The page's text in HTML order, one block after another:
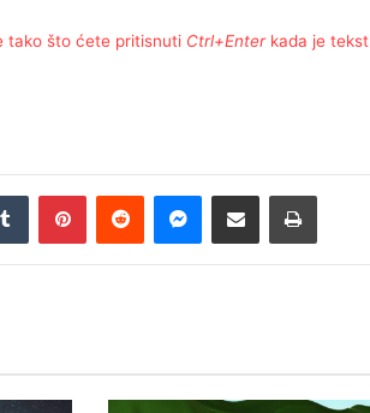
tako što ćete pritisnuti Ctrl+Enterkada je tekst